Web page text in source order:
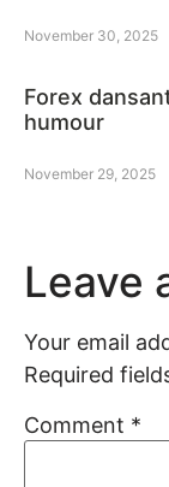
November 30, 2025
Forex
humour
November 29, 2025
Leave
Your email
Required
Comment *